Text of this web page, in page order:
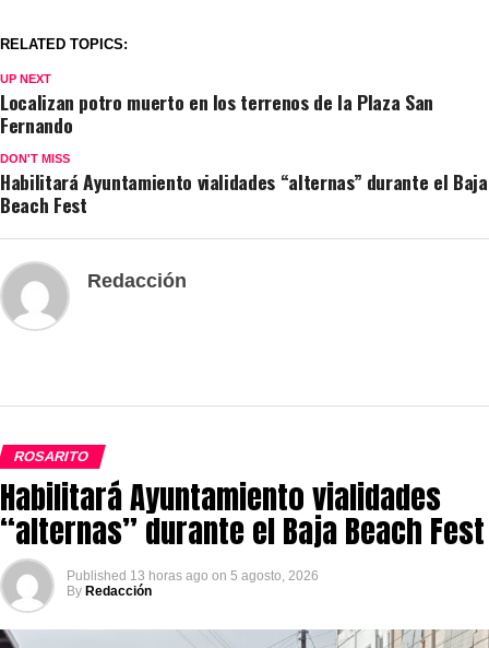
RELATED TOPICS:
UP NEXT
Localizan potro muerto en los terrenos de la Plaza San
Fernando
DON'T MISS
Habilitará Ayuntamiento vialidades “alternas” durante el Baja
Beach Fest
Redacción
ROSARITO
Habilitará Ayuntamiento vialidades
“alternas” durante el Baja Beach Fest
Published 13 horas ago on 5 agosto, 2026
By Redacción